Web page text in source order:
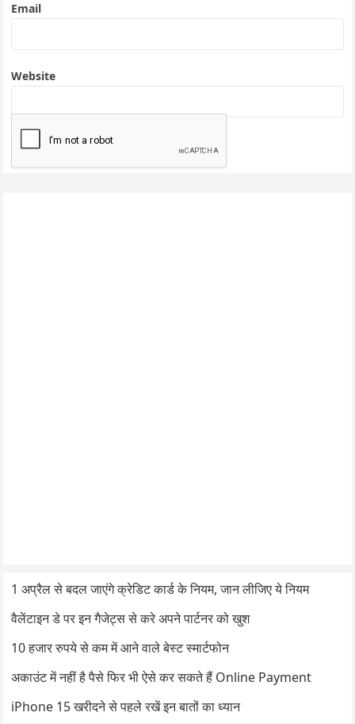
Email
Website
1 अप्रैल से बदल जाएंगे क्रेडिट कार्ड के नियम, जान लीजिए ये नियम
वैलेंटाइन डे पर इन गैजेट्स से करे अपने पार्टनर को खुश
10 हजार रुपये से कम में आने वाले बेस्ट स्मार्टफोन
अकाउंट में नहीं है पैसे फिर भी ऐसे कर सकते हैं Online Payment
iPhone 15 खरीदने से पहले रखें इन बातों का ध्यान